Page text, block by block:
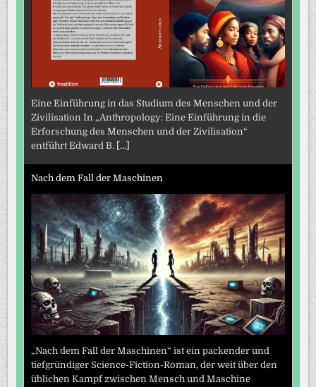
Eine Einführung in das Studium des Menschen und der
Zivilisation In „Anthropology: Eine Einführung in die
Erforschung des Menschen und der Zivilisation“
entführt Edward B.
[...]
Nach dem Fall der Maschinen
„Nach dem Fall der Maschinen“ ist ein packender und
tiefgründiger Science-Fiction-Roman, der weit über den
üblichen Kampf zwischen Mensch und Maschine